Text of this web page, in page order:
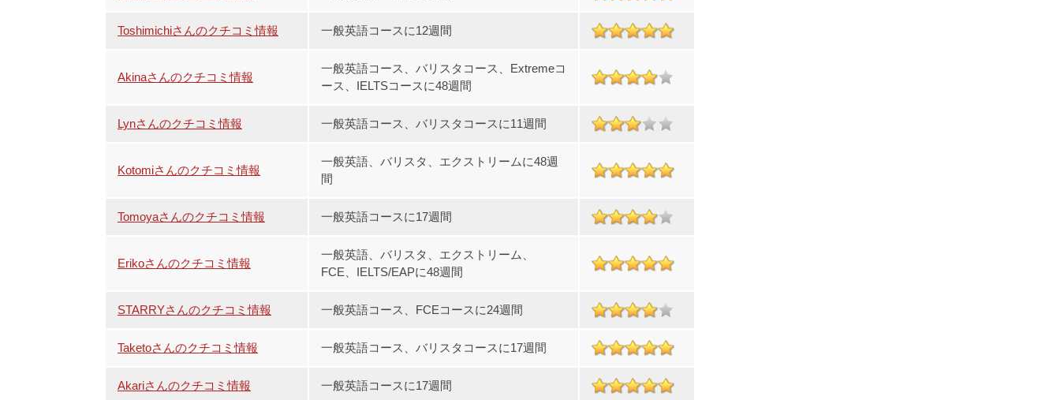
Toshimichiさんのクチコミ情報 一般英語コースに12週間
Akinaさんのクチコミ情報
一般英語コース、バリスタコース、Extremeコ
ース、IELTSコースに48週間
Lynさんのクチコミ情報 一般英語コース、バリスタコースに11週間
Kotomiさんのクチコミ情報
一般英語、バリスタ、エクストリームに48週
間
Tomoyaさんのクチコミ情報 一般英語コースに17週間
Erikoさんのクチコミ情報
一般英語、バリスタ、エクストリーム、
FCE、IELTS/EAPに48週間
STARRYさんのクチコミ情報 一般英語コース、FCEコースに24週間
Taketoさんのクチコミ情報 一般英語コース、バリスタコースに17週間
Akariさんのクチコミ情報 一般英語コースに17週間